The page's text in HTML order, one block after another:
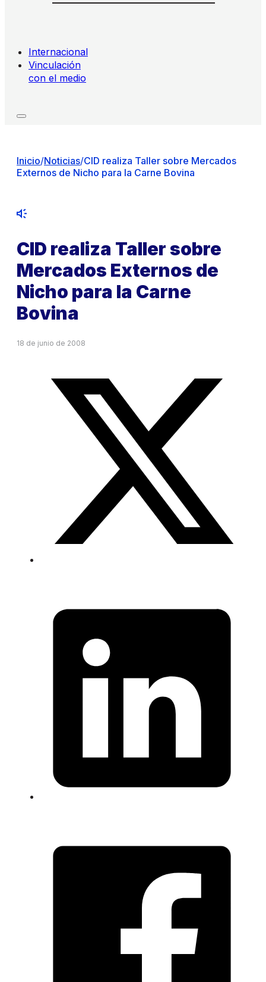
Internacional
Vinculación
con el medio
Inicio/Noticias/CID realiza Taller sobre Mercados
Externos de Nicho para la Carne Bovina
CID realiza Taller sobre
Mercados Externos de
Nicho para la Carne
Bovina
18 de junio de 2008